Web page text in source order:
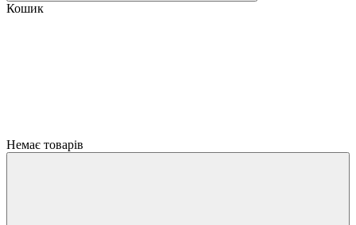
Кошик
Немає товарів